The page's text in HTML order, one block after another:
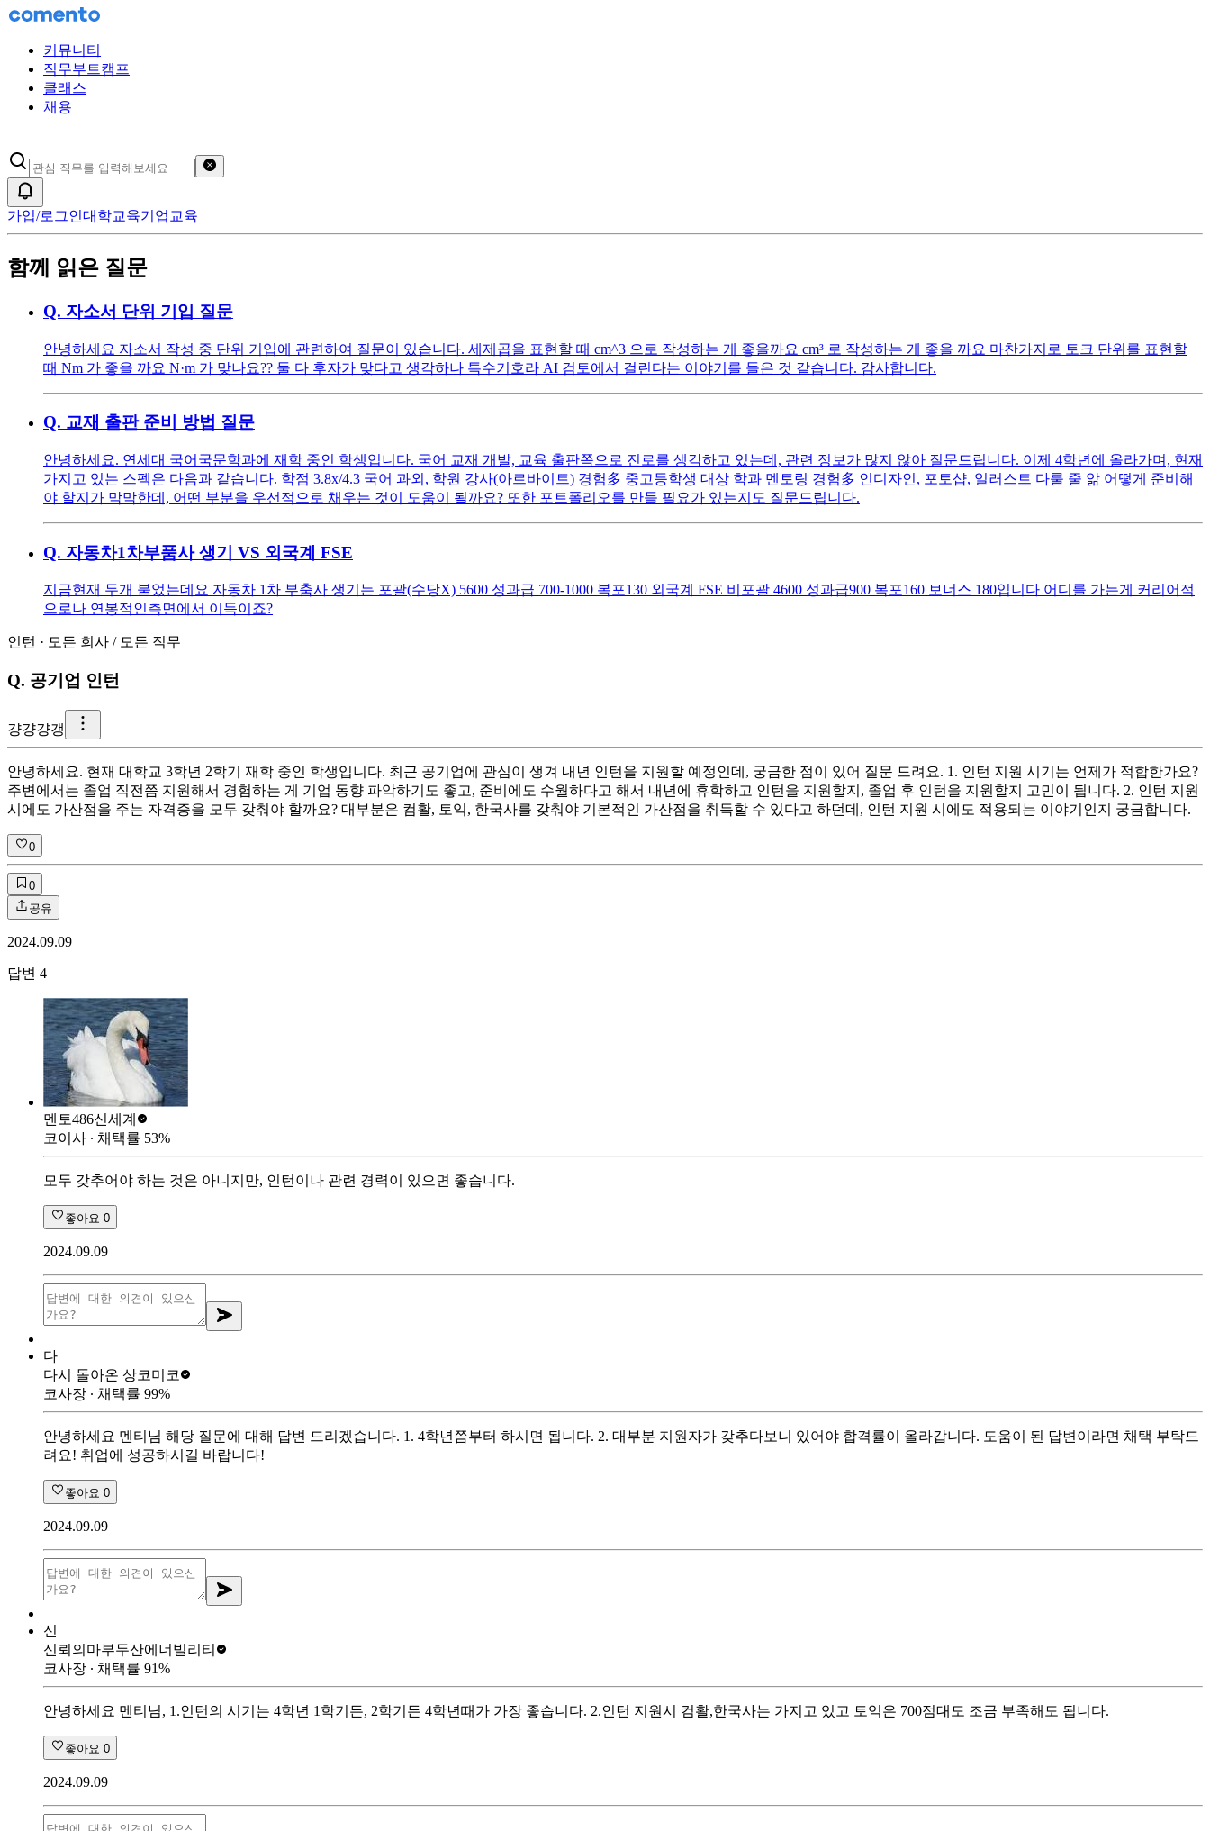
커뮤니티
직무부트캠프
클래스
채용
가입/로그인대학교육기업교육
함께 읽은 질문
Q. 자소서 단위 기입 질문
안녕하세요 자소서 작성 중 단위 기입에 관련하여 질문이 있습니다. 세제곱을 표현할 때 cm^3 으로 작성하는 게 좋을까요 cm³ 로 작성하는 게 좋을 까요 마찬가지로 토크 단위를 표현할
때 Nm 가 좋을 까요 N·m 가 맞나요?? 둘 다 후자가 맞다고 생각하나 특수기호라 AI 검토에서 걸린다는 이야기를 들은 것 같습니다. 감사합니다.
Q. 교재 출판 준비 방법 질문
안녕하세요. 연세대 국어국문학과에 재학 중인 학생입니다. 국어 교재 개발, 교육 출판쪽으로 진로를 생각하고 있는데, 관련 정보가 많지 않아 질문드립니다. 이제 4학년에 올라가며, 현재
가지고 있는 스펙은 다음과 같습니다. 학점 3.8x/4.3 국어 과외, 학원 강사(아르바이트) 경험多 중고등학생 대상 학과 멘토링 경험多 인디자인, 포토샵, 일러스트 다룰 줄 앎 어떻게 준비해
야 할지가 막막한데, 어떤 부분을 우선적으로 채우는 것이 도움이 될까요? 또한 포트폴리오를 만들 필요가 있는지도 질문드립니다.
Q. 자동차1차부품사 생기 VS 외국계 FSE
지금현재 두개 붙었는데요 자동차 1차 부춤사 생기는 포괄(수당X) 5600 성과급 700-1000 복포130 외국계 FSE 비포괄 4600 성과급900 복포160 보너스 180입니다 어디를 가는게 커리어적
으로나 연봉적인측면에서 이득이죠?
인턴 · 모든 회사 / 모든 직무
Q. 공기업 인턴
걍걍걍갱
안녕하세요. 현재 대학교 3학년 2학기 재학 중인 학생입니다. 최근 공기업에 관심이 생겨 내년 인턴을 지원할 예정인데, 궁금한 점이 있어 질문 드려요. 1. 인턴 지원 시기는 언제가 적합한가요?
주변에서는 졸업 직전쯤 지원해서 경험하는 게 기업 동향 파악하기도 좋고, 준비에도 수월하다고 해서 내년에 휴학하고 인턴을 지원할지, 졸업 후 인턴을 지원할지 고민이 됩니다. 2. 인턴 지원
시에도 가산점을 주는 자격증을 모두 갖춰야 할까요? 대부분은 컴활, 토익, 한국사를 갖춰야 기본적인 가산점을 취득할 수 있다고 하던데, 인턴 지원 시에도 적용되는 이야기인지 궁금합니다.
0
0
공유
2024.09.09
답변 4
멘토486신세계
코이사 ∙ 채택률 53%
모두 갖추어야 하는 것은 아니지만, 인턴이나 관련 경력이 있으면 좋습니다.
좋아요 0
2024.09.09
다
다시 돌아온 상코미코
코사장 ∙ 채택률 99%
안녕하세요 멘티님 해당 질문에 대해 답변 드리겠습니다. 1. 4학년쯤부터 하시면 됩니다. 2. 대부분 지원자가 갖추다보니 있어야 합격률이 올라갑니다. 도움이 된 답변이라면 채택 부탁드
려요! 취업에 성공하시길 바랍니다!
좋아요 0
2024.09.09
신
신뢰의마부두산에너빌리티
코사장 ∙ 채택률 91%
안녕하세요 멘티님, 1.인턴의 시기는 4학년 1학기든, 2학기든 4학년때가 가장 좋습니다. 2.인턴 지원시 컴활,한국사는 가지고 있고 토익은 700점대도 조금 부족해도 됩니다.
좋아요 0
2024.09.09